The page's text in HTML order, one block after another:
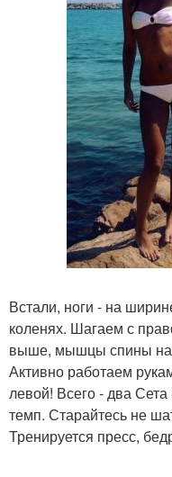
Встали, ноги - на
коленях. Шагаем с
выше, мышцы спины
Активно работаем
левой! Всего - два
темп. Старайтесь не
Тренируется пресс,